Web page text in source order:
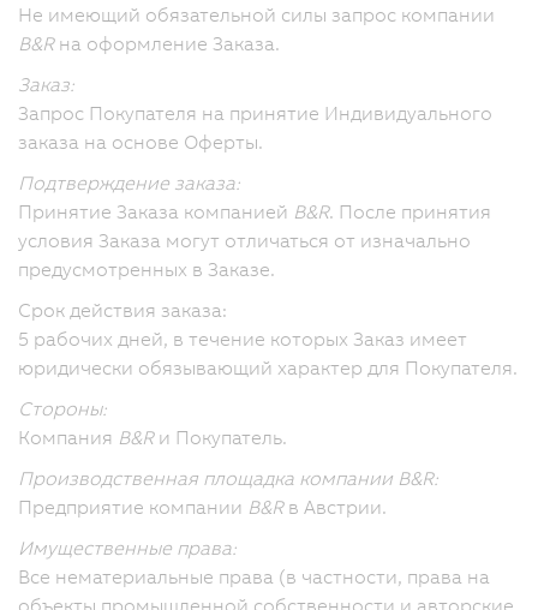
Не имеющий обязательной силы запрос компании
B&Rна оформление Заказа.
Заказ:
Запрос Покупателя на принятие Индивидуального
заказа на основе Оферты.
Подтверждение заказа:
Принятие Заказа компанией B&R. После принятия
условия Заказа могут отличаться от изначально
предусмотренных в Заказе.
Срок действия заказа:
5 рабочих дней, в течение которых Заказ имеет
юридически обязывающий характер для Покупателя.
Стороны:
Компания B&Rи Покупатель.
Производственная площадка компании B&R:
Предприятие компании B&Rв Австрии.
Имущественные права:
Все нематериальные права (в частности, права на
объекты промышленной собственности и авторские